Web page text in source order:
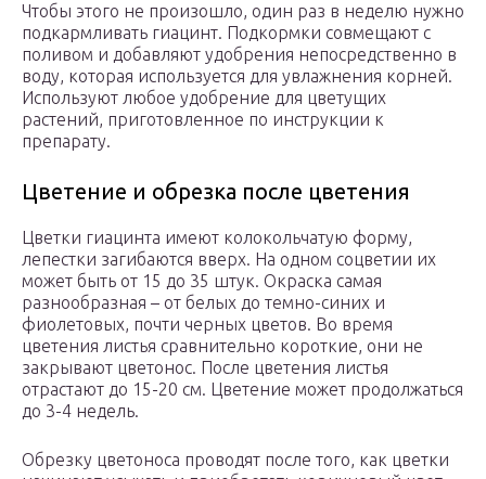
Чтобы этого не произошло, один раз в неделю нужно
подкармливать гиацинт. Подкормки совмещают с
поливом и добавляют удобрения непосредственно в
воду, которая используется для увлажнения корней.
Используют любое удобрение для цветущих
растений, приготовленное по инструкции к
препарату.
Цветение и обрезка после цветения
Цветки гиацинта имеют колокольчатую форму,
лепестки загибаются вверх. На одном соцветии их
может быть от 15 до 35 штук. Окраска самая
разнообразная – от белых до темно-синих и
фиолетовых, почти черных цветов. Во время
цветения листья сравнительно короткие, они не
закрывают цветонос. После цветения листья
отрастают до 15-20 см. Цветение может продолжаться
до 3-4 недель.
Обрезку цветоноса проводят после того, как цветки